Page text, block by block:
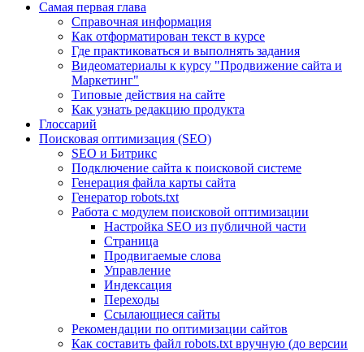
Самая первая глава
Справочная информация
Как отформатирован текст в курсе
Где практиковаться и выполнять задания
Видеоматериалы к курсу "Продвижение сайта и
Маркетинг"
Типовые действия на сайте
Как узнать редакцию продукта
Глоссарий
Поисковая оптимизация (SEO)
SEO и Битрикс
Подключение сайта к поисковой системе
Генерация файла карты сайта
Генератор robots.txt
Работа с модулем поисковой оптимизации
Настройка SEO из публичной части
Страница
Продвигаемые слова
Управление
Индексация
Переходы
Ссылающиеся сайты
Рекомендации по оптимизации сайтов
Как составить файл robots.txt вручную (до версии